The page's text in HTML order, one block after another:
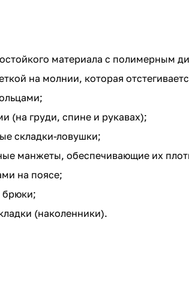
материала с полимерным
на молнии, которая
(на груди, спине и рукавах);
складки-ловушки;
манжеты, обеспечивающие их
на поясе;
брюки;
(наколенники).